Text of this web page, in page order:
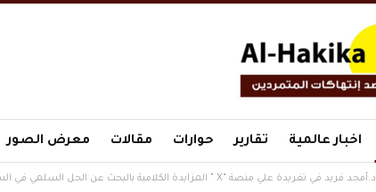
اخبار عالمية تقارير حوارات مقالات معرض الصور
د.أمجد فريد في تغريدة علي منصة “X ” المزايدة الكلامية بالبحث عن الحل السلمي في السودان لن يجدي الامارات وابواقها